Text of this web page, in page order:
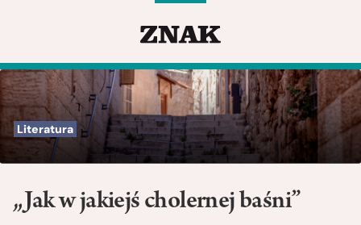
Literatura
„Jak w jakiejś cholernej baśni”